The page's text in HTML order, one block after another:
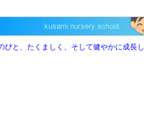
と、たくましく、そして健やかに成長